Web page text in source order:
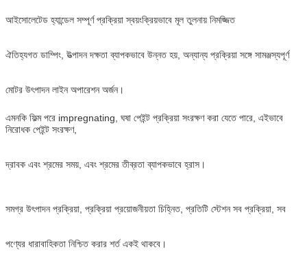
আইসোলেটেড হ্যান্ডেল সম্পূর্ণ প্রক্রিয়া স্বয়ংক্রিয়ভাবে মূল তুলনায় নিমজ্জিত
ঐতিহ্যগত ডাম্পিং, উত্পাদন দক্ষতা ব্যাপকভাবে উন্নত হয়, অন্যান্য প্রক্রিয়া সঙ্গে সামঞ্জস্যপূর্ণ
মোটর উৎপাদন লাইন অপারেশন অর্জন।
এমনকি ফিল্ম পরে impregnating, ঘষা পেইন্ট প্রক্রিয়া সংরক্ষণ করা যেতে পারে, এইভাবে
নিরোধক পেইন্ট সংরক্ষণ,
দ্রাবক এবং শ্রমের সময়, এবং শ্রমের তীব্রতা ব্যাপকভাবে হ্রাস।
সমগ্র উৎপাদন প্রক্রিয়া, প্রক্রিয়া প্রয়োজনীয়তা চিহ্নিত, প্রতিটি স্টেশন সব প্রক্রিয়া, সব
পণ্যের ধারাবাহিকতা নিশ্চিত করার শর্ত একই থাকবে।